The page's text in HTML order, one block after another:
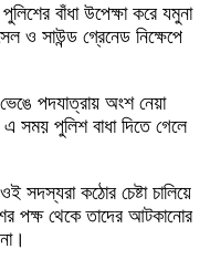
বাঁধা উপেক্ষা করে যমুনা
ও সাউন্ড গ্রেনেড নিক্ষেপে
পদযাত্রায় অংশ নেয়া
সময় পুলিশ বাধা দিতে গেলে
সদস্যরা কঠোর চেষ্টা চালিয়ে
পক্ষ থেকে তাদের আটকানোর